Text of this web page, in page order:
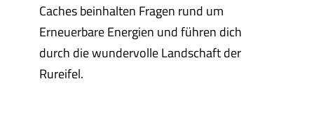
Caches beinhalten Fragen rund um
Erneuerbare Energien und führen dich
durch die wundervolle Landschaft der
Rureifel.